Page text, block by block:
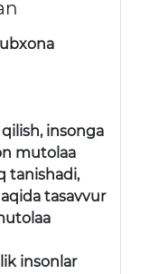
insonga
mutolaa
tanishadi,
tasavvur
insonlar